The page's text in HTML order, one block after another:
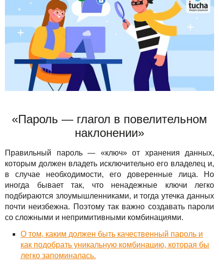
События
Праздники
Акции
«Пароль — глагол в повелительном
наклонении»
Правильный пароль — «ключ» от хранения данных,
которым должен владеть исключительно его владелец и,
в случае необходимости, его доверенные лица. Но
иногда бывает так, что ненадежные ключи легко
подбираются злоумышленниками, и тогда утечка данных
почти неизбежна. Поэтому так важно создавать пароли
со сложными и непримитивными комбинациями.
О том, каким должен быть качественный пароль и
как подобрать уникальную комбинацию, которая бы
легко запоминалась.